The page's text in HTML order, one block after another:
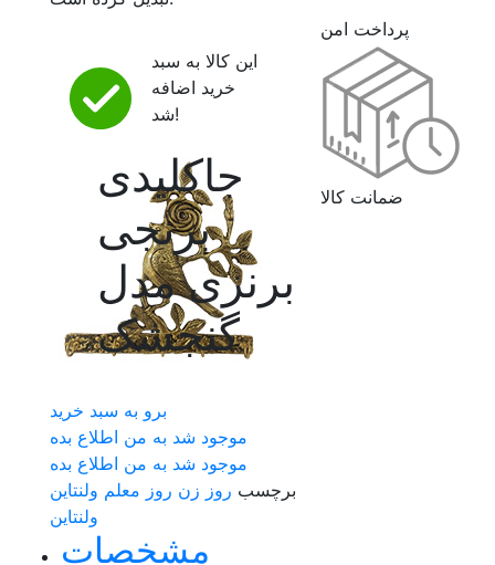
این کالا به سبد
خرید اضافه
شد!
جاکلیدی
برنجی
برنزی مدل
گنجشک
برو به سبد خرید
موجود شد به من اطلاع بده
موجود شد به من اطلاع بده
برچسب روز زن روز معلم ولنتاین
ولنتاین
پرداخت امن
ضمانت کالا
مشخصات